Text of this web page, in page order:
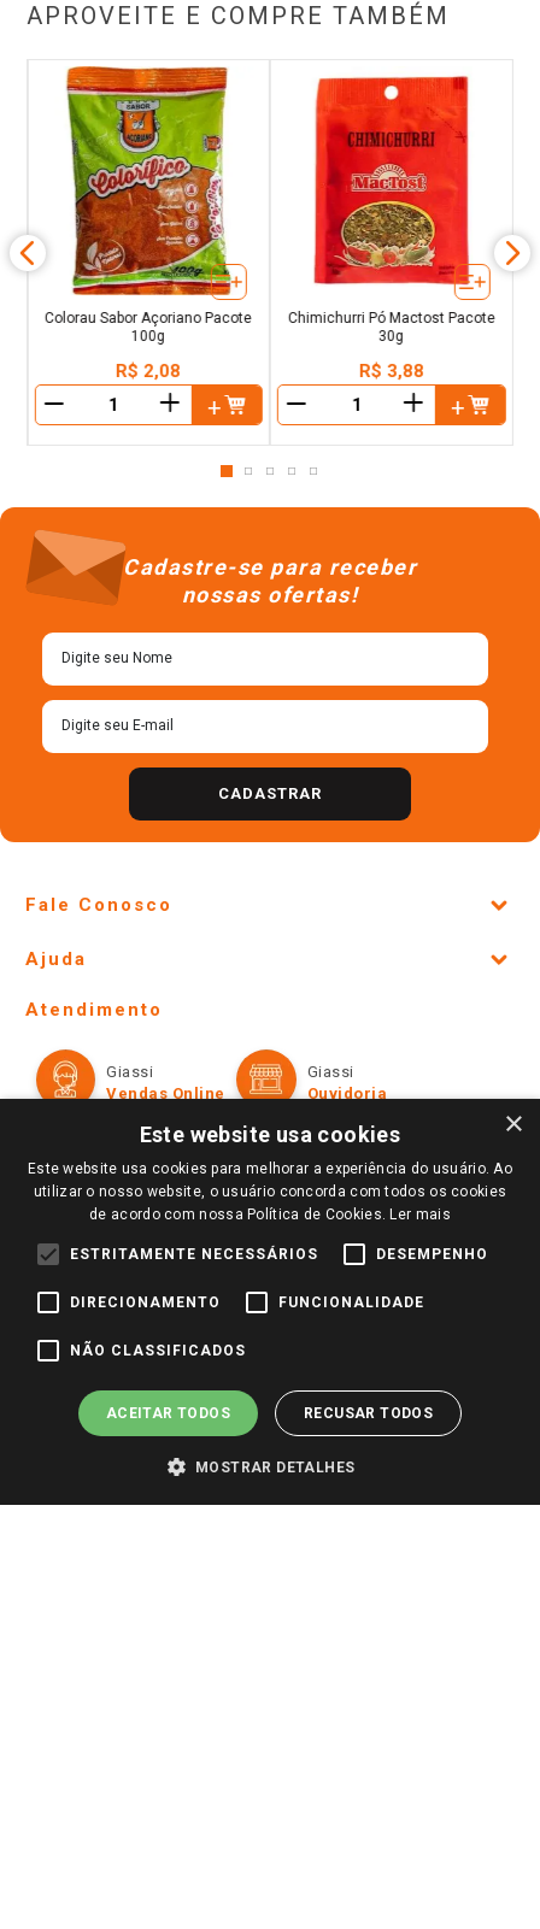
APROVEITE E COMPRE TAMBÉM
Colorau Sabor Açoriano Pacote
100g
R$ 2,08
＋
Chimichurri Pó Mactost Pacote
30g
R$ 3,88
＋
Cadastre-se para receber
nossas ofertas!
CADASTRAR
Fale Conosco
Lojas Físicas e Horários
Ofertas
Televendas
Perguntas frequentes
Trabalhe Conosco
Identidade Visual
Ajuda
Formas de Pagamento
Políticas de entrega
Trocas e Devoluções
Atendimento
Giassi
Vendas Online
Giassi
Ouvidoria
Redes Sociais
Pagamento e Segurança
×
Este website usa cookies
Este website usa cookies para melhorar a experiência do usuário. Ao
utilizar o nosso website, o usuário concorda com todos os cookies
de acordo com nossa Política de Cookies. Ler mais
ESTRITAMENTE NECESSÁRIOS DESEMPENHO
DIRECIONAMENTO FUNCIONALIDADE
NÃO CLASSIFICADOS
ACEITAR TODOS RECUSAR TODOS
MOSTRAR DETALHES